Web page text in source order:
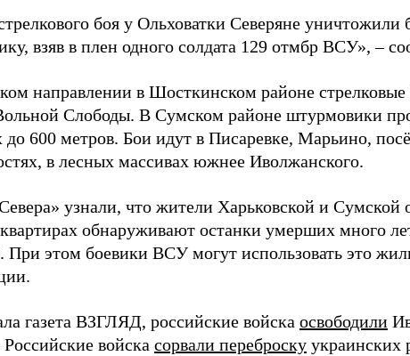
боя у Ольховатки Северяне уничтожили
взяв в плен одного солдата 129 отмбр ВСУ», –
направлении в Шосткинском районе стрелковые
Слободы. В Сумском районе штурмовики
до 600 метров. Бои идут в Писаревке, Марьино,
в лесных массивах южнее Иволжанского.
узнали, что жители Харьковской и Сумской
обнаруживают останки умерших много
При этом боевики ВСУ могут использовать это
газета ВЗГЛЯД, российские войска освободили
Российские войска сорвали переброску украинских